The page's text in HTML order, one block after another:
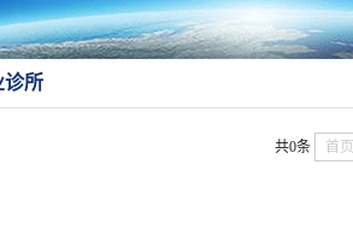
诊所
共0条 首页